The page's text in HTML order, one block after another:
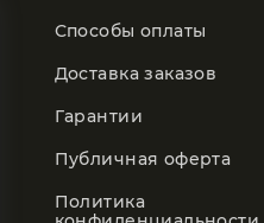
Способы оплаты
Доставка заказов
Гарантии
Публичная оферта
Политика